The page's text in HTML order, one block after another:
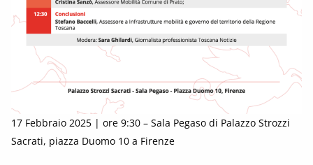
17 Febbraio 2025 | ore 9:30 – Sala Pegaso di Palazzo Strozzi
Sacrati, piazza Duomo 10 a Firenze